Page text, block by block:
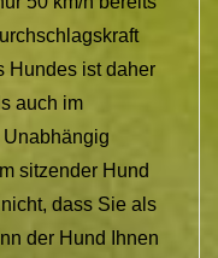
Hundes ist daher
auch im
Unabhängig
sitzender Hund
dass Sie als
der Hund Ihnen